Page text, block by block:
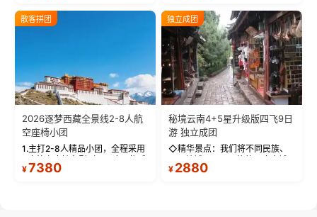
反根本不是事儿 ！ 【无人机航
拍】-雪山/圣湖/...
城堡寺院于一体的宏伟建筑，是
西藏最完整的古代...
散客拼团
2026逐梦西藏全景线2-8人航
空座椅小团
1.主打2-8人精品小团，全程采用
9座航空座椅车型（360度环抱式
座舱），提供VIP级别的舒适出行
¥7380
独立成团
秘境云南4+5星升级版四飞9日
游 独立成团
◇精华景点：我们将不同民族、
不同地域、不同风格的三座古城
—【大理古城、丽江古城、香格
¥ 2880